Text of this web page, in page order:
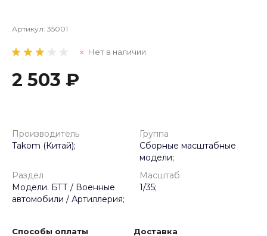
Артикул: 35001
Нет в наличии
2 503 ₽
Производитель
Takom (Китай);
Группа
Сборные масштабные
модели;
Раздел
Модели. БТТ / Военные
автомобили / Артиллерия;
Масштаб
1/35;
Способы оплаты Доставка